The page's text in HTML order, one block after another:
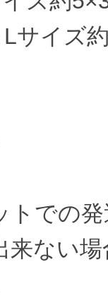
Lサイズ
での
来ない